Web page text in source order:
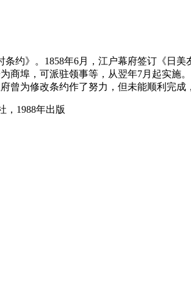
约》。1858年6月，江户幕府签订《日
商埠，可派驻领事等，从翌年7月起实施
为修改条约作了努力，但未能顺利完成
，1988年出版